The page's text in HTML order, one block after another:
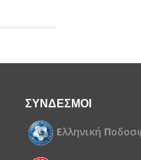
ΣΥΝΔΕΣΜΟΙ
Ελληνική Π